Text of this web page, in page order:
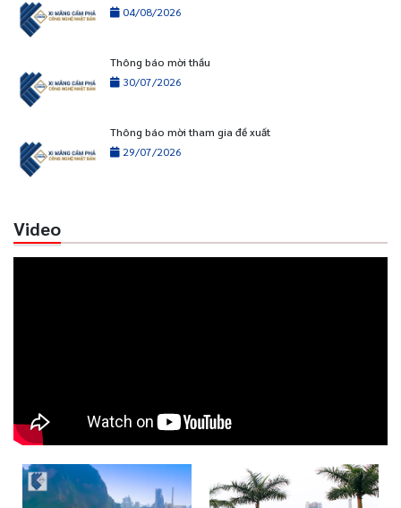
04/08/2026
Thông báo mời thầu
30/07/2026
Thông báo mời tham gia đề xuất
29/07/2026
Video